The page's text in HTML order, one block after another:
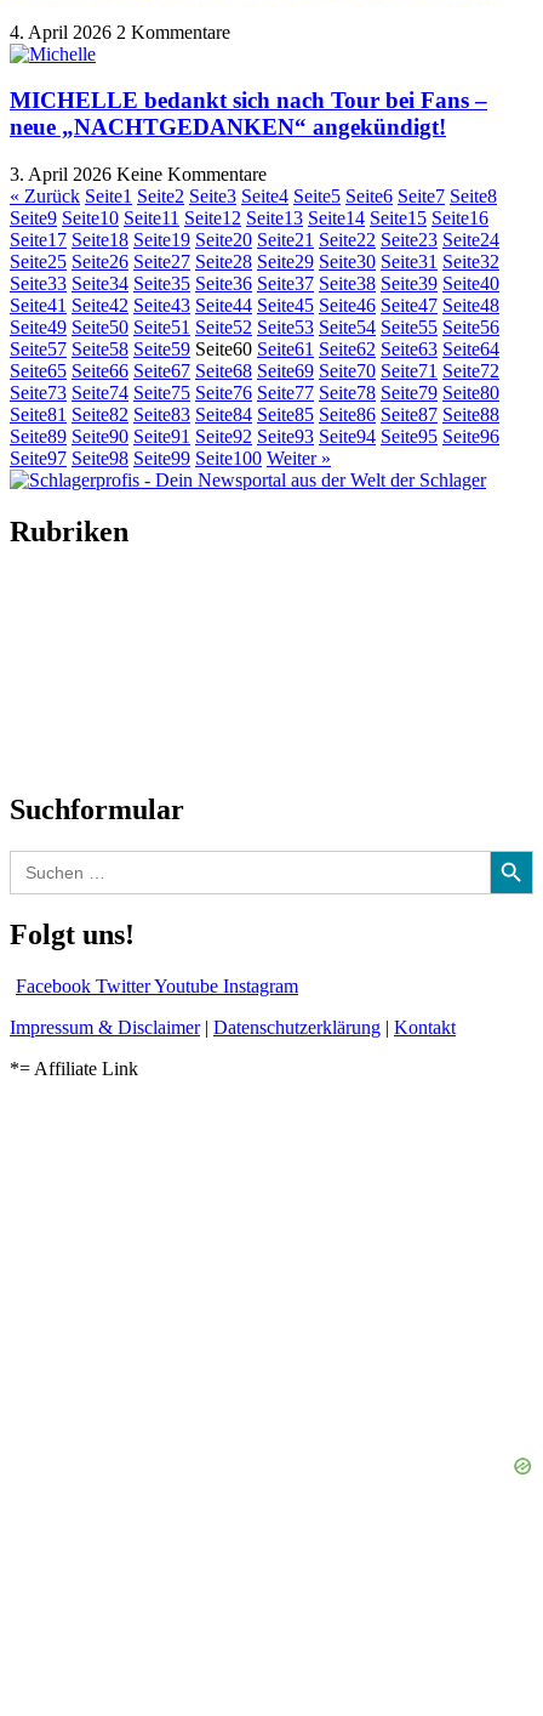
4. April 2026 2 Kommentare
MICHELLE bedankt sich nach Tour bei Fans –
neue „NACHTGEDANKEN“ angekündigt!
3. April 2026 Keine Kommentare
« Zurück Seite1 Seite2 Seite3 Seite4 Seite5 Seite6 Seite7 Seite8
Seite9 Seite10 Seite11 Seite12 Seite13 Seite14 Seite15 Seite16
Seite17 Seite18 Seite19 Seite20 Seite21 Seite22 Seite23 Seite24
Seite25 Seite26 Seite27 Seite28 Seite29 Seite30 Seite31 Seite32
Seite33 Seite34 Seite35 Seite36 Seite37 Seite38 Seite39 Seite40
Seite41 Seite42 Seite43 Seite44 Seite45 Seite46 Seite47 Seite48
Seite49 Seite50 Seite51 Seite52 Seite53 Seite54 Seite55 Seite56
Seite57 Seite58 Seite59 Seite60 Seite61 Seite62 Seite63 Seite64
Seite65 Seite66 Seite67 Seite68 Seite69 Seite70 Seite71 Seite72
Seite73 Seite74 Seite75 Seite76 Seite77 Seite78 Seite79 Seite80
Seite81 Seite82 Seite83 Seite84 Seite85 Seite86 Seite87 Seite88
Seite89 Seite90 Seite91 Seite92 Seite93 Seite94 Seite95 Seite96
Seite97 Seite98 Seite99 Seite100 Weiter »
Rubriken
Suchformular
Search
for:
Search Button
Folgt uns!
Facebook TwitterYoutube Instagram
Impressum & Disclaimer| Datenschutzerklärung | Kontakt
*= Affiliate Link